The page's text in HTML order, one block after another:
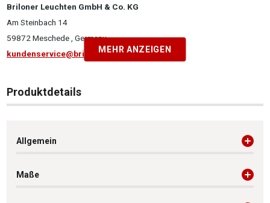
Briloner Leuchten GmbH & Co. KG
Am Steinbach 14
59872 Meschede , Germany
kundenservice@briloner.comMEHR ANZEIGEN
Produktdetails
Allgemein
Maße